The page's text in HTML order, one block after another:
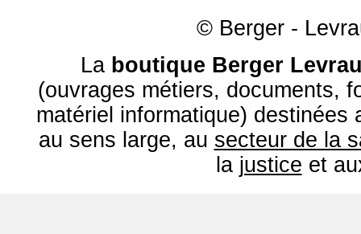
© Berger -
La boutique Berger
(ouvrages métiers, documents,
matériel informatique) destinées
au sens large, au secteur de la
la justice et